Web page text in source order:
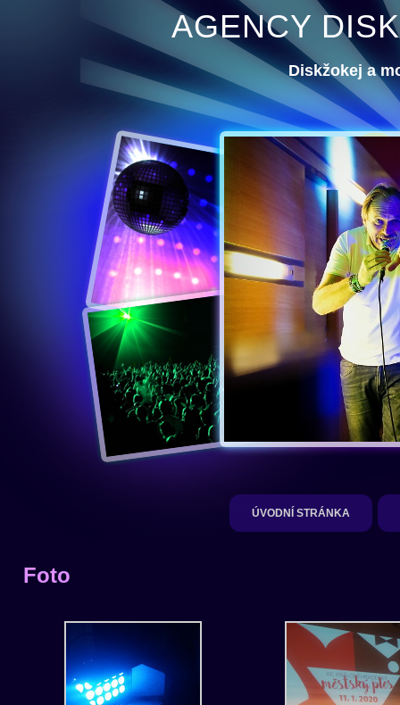
AGENCY
Diskžokej a
ÚVODNÍ STRÁNKA
Foto